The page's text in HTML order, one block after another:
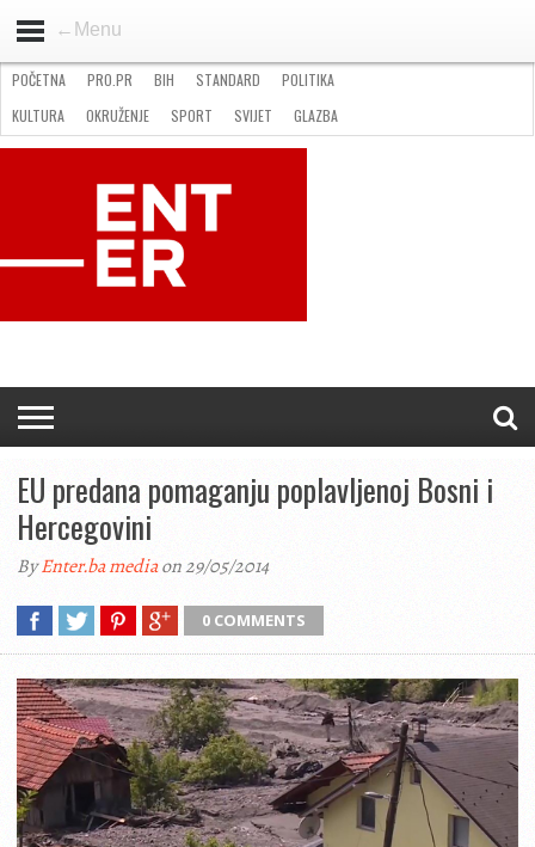
←Menu
STANDARD
GOSPODARSTVO
OKRUŽENJE
POČETNA PRO.PR BIH STANDARD
POLITIKA
KULTURA
OKRUŽENJE SPORT SVIJET
GLAZBA
NATJEČAJI
FILMING LOCATION IN BH KONTAKT
EU predana pomaganju poplavljenoj Bosni i
Hercegovini
ByEnter.ba mediaon 29/05/2014
0 COMMENTS